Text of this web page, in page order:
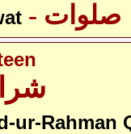
- صلوات
ur-Rahman